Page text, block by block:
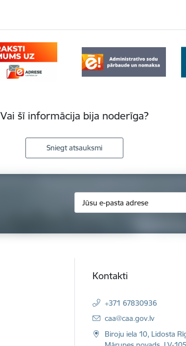
Vai šī informācija bija noderīga?
Sniegt atsauksmi
Kontakti
+371 67830936
E-pasts:
caa@caa.gov.lv
Biroju iela 10, Lidosta